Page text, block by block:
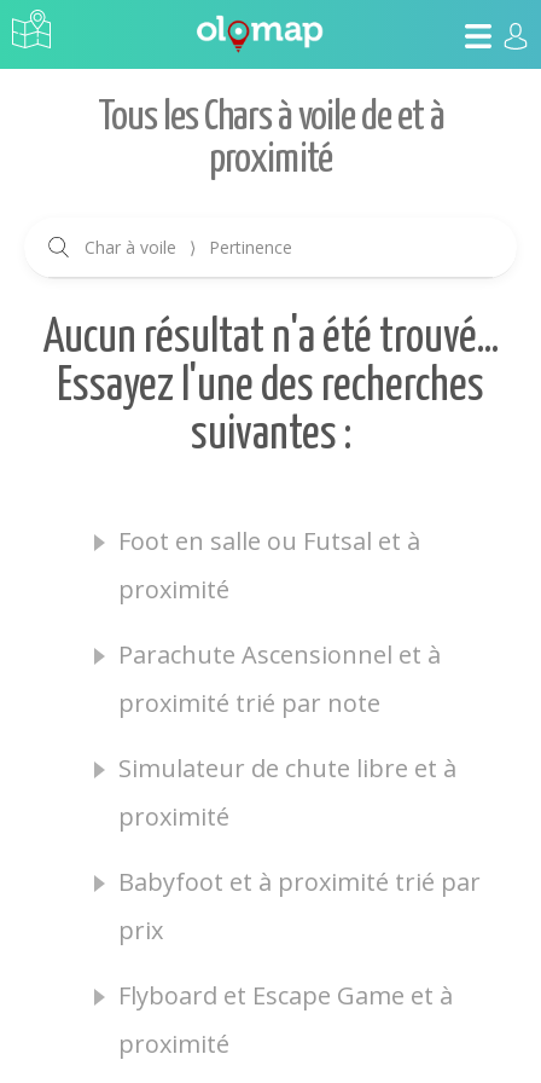
Tous les Chars à voile de et à
proximité
Char à voile ⟩ Pertinence
Aucun résultat n'a été trouvé...
Essayez l'une des recherches
suivantes :
Foot en salle ou Futsal et à
proximité
Parachute Ascensionnel et à
proximité trié par note
Simulateur de chute libre et à
proximité
Babyfoot et à proximité trié par
prix
Flyboard et Escape Game et à
proximité